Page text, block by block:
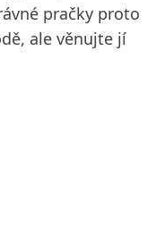
pračky proto
ale věnujte jí